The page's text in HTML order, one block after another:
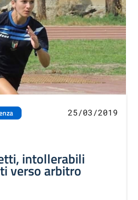
25/03/2019
intollerabili
verso arbitro